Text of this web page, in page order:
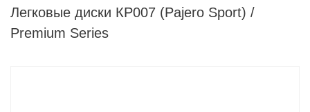
Легковые диски КР007 (Pajero Sport) /
Premium Series